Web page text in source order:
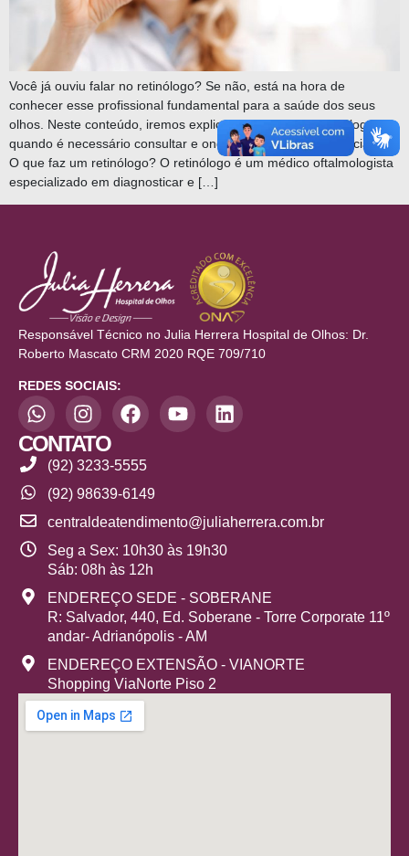
Você já ouviu falar no retinólogo? Se não, está na hora de
conhecer esse profissional fundamental para a saúde dos seus
olhos. Neste conteúdo, iremos explicar o que faz um retinólogo,
quando é necessário consultar e onde encontrar esse especialista.
O que faz um retinólogo? O retinólogo é um médico oftalmologista
especializado em diagnosticar e […]
Responsável Técnico no Julia Herrera Hospital de Olhos: Dr.
Roberto Mascato CRM 2020 RQE 709/710
REDES SOCIAIS:
CONTATO
(92) 3233-5555
(92) 98639-6149
centraldeatendimento@juliaherrera.com.br
Seg a Sex: 10h30 às 19h30
Sáb: 08h às 12h
ENDEREÇO SEDE - SOBERANE
R: Salvador, 440, Ed. Soberane - Torre Corporate 11º
andar- Adrianópolis - AM
ENDEREÇO EXTENSÃO - VIANORTE
Shopping ViaNorte Piso 2